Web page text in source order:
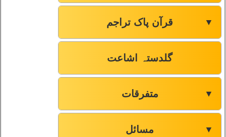
سورۃ المطففین
سورۃ الانشقاق
سورۃ البروج
سورۃ الطارق
قرآن پاک تراجم ▼
گلدستہ اشاعت
متفرقات ▼
مسائل ▼